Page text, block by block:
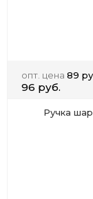
опт. цена 89
96 руб.
Ручка